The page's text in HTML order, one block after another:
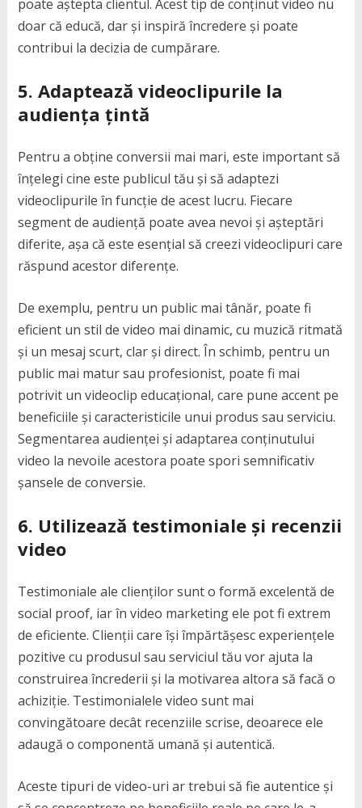
poate aștepta clientul. Acest tip de conținut video nu
doar că educă, dar și inspiră încredere și poate
contribui la decizia de cumpărare.
5. Adaptează videoclipurile la
audiența țintă
Pentru a obține conversii mai mari, este important să
înțelegi cine este publicul tău și să adaptezi
videoclipurile în funcție de acest lucru. Fiecare
segment de audiență poate avea nevoi și așteptări
diferite, așa că este esențial să creezi videoclipuri care
răspund acestor diferențe.
De exemplu, pentru un public mai tânăr, poate fi
eficient un stil de video mai dinamic, cu muzică ritmată
și un mesaj scurt, clar și direct. În schimb, pentru un
public mai matur sau profesionist, poate fi mai
potrivit un videoclip educațional, care pune accent pe
beneficiile și caracteristicile unui produs sau serviciu.
Segmentarea audienței și adaptarea conținutului
video la nevoile acestora poate spori semnificativ
șansele de conversie.
6. Utilizează testimoniale și recenzii
video
Testimoniale ale clienților sunt o formă excelentă de
social proof, iar în video marketing ele pot fi extrem
de eficiente. Clienții care își împărtășesc experiențele
pozitive cu produsul sau serviciul tău vor ajuta la
construirea încrederii și la motivarea altora să facă o
achiziție. Testimonialele video sunt mai
convingătoare decât recenziile scrise, deoarece ele
adaugă o componentă umană și autentică.
Aceste tipuri de video-uri ar trebui să fie autentice și